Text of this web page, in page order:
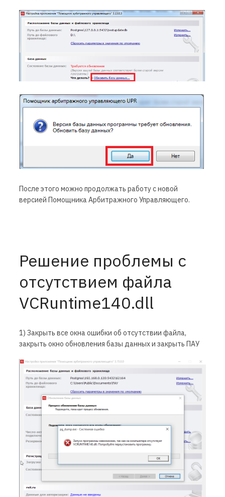
После этого можно продолжать работу с новой
версией Помощника Арбитражного Управляющего.
Решение проблемы с
отсутствием файла
VCRuntime140.dll
1) Закрыть все окна ошибки об отсутствии файла,
закрыть окно обновления базы данных и закрыть ПАУ